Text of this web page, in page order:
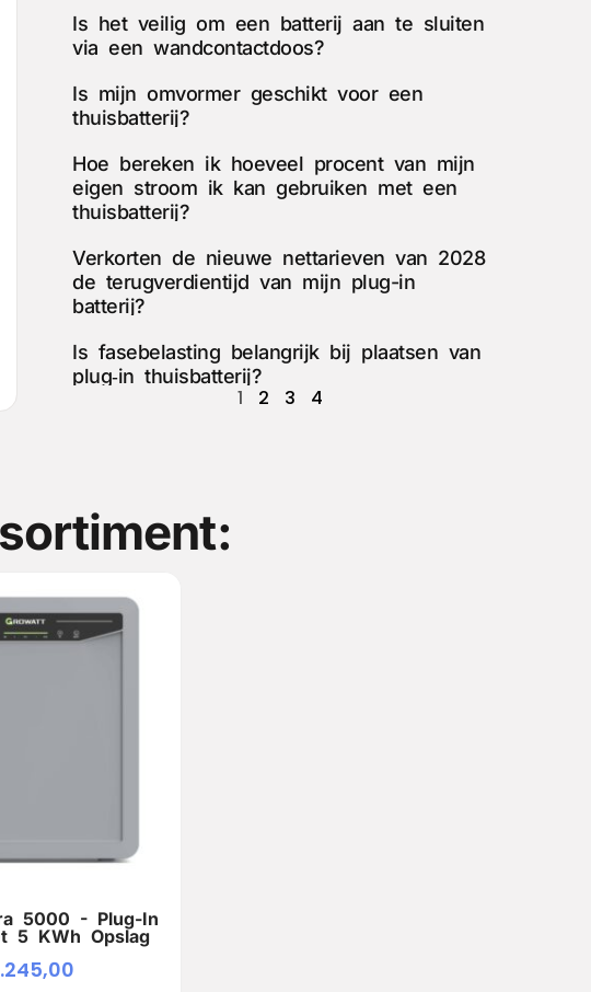
Is het veilig om een batterij aan te sluiten
via een wandcontactdoos?
Is mijn omvormer geschikt voor een
thuisbatterij?
Hoe bereken ik hoeveel procent van mijn
eigen stroom ik kan gebruiken met een
thuisbatterij?
Verkorten de nieuwe nettarieven van 2028
de terugverdientijd van mijn plug-in
batterij?
Is fasebelasting belangrijk bij plaatsen van
plug‑in thuisbatterij?
1 2 3 4
5000 - Plug-In
5 KWh Opslag